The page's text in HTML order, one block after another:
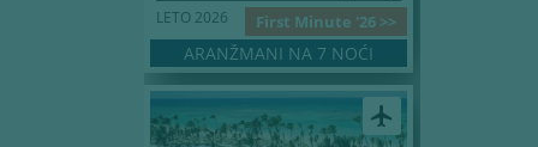
First Minute '26 >>
LETO 2026
ARANŽMANI NA 7 NOĆI
airplanemode_active